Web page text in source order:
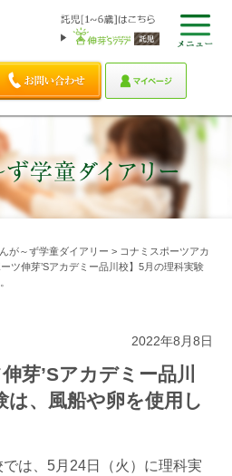
が～ず学童ダイアリー > コナミスポーツアカ
ーツ伸芽’Sアカデミー品川校】5月の理科実験
2022年8月8日
芽’Sアカデミー品川
は、風船や卵を使用し
は、5月24日（火）に理科実